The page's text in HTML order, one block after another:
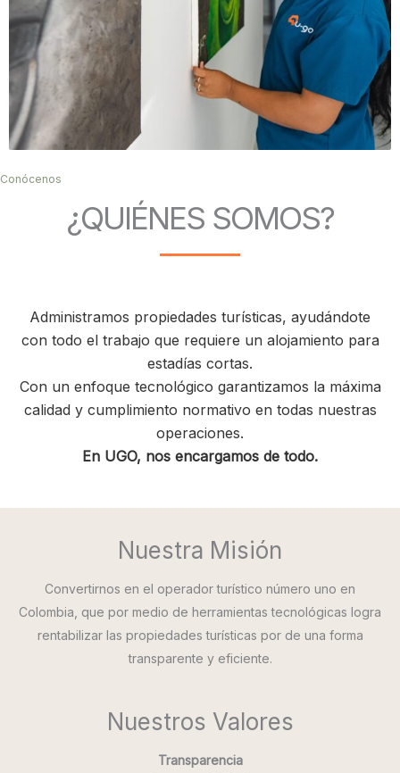
Conócenos
¿QUIÉNES SOMOS?
Administramos propiedades turísticas, ayudándote
con todo el trabajo que requiere un alojamiento para
estadías cortas.
Con un enfoque tecnológico garantizamos la máxima
calidad y cumplimiento normativo en todas nuestras
operaciones.
En UGO, nos encargamos de todo.
Nuestra Misión
Convertirnos en el operador turístico número uno en
Colombia, que por medio de herramientas tecnológicas logra
rentabilizar las propiedades turísticas por de una forma
transparente y eficiente.
Nuestros Valores
Transparencia